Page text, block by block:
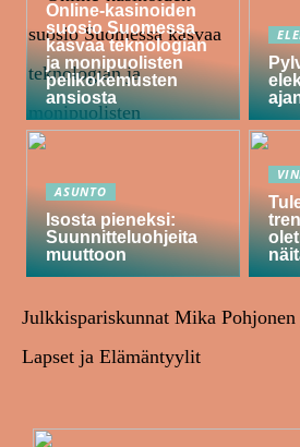
Online-kasinoiden
suosio Suomessa
kasvaa teknologian
ja monipuolisten
pelikokemusten
ansiosta
ASUNTO
Isosta pieneksi:
Suunnitteluohjeita
muuttoon
Julkkispariskunnat Mika
Lapset ja Elämäntyylit